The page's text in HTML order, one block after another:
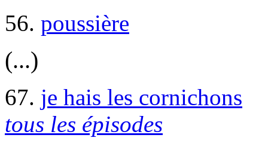
56. poussière
(...)
67. je hais les cornichons
tous les épisodes